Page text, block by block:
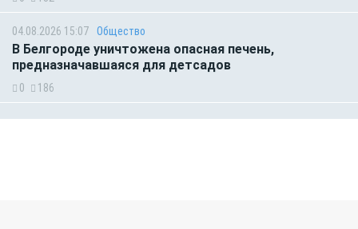
04.08.2026 15:07 Общество
В Белгороде уничтожена опасная печень,
предназначавшаяся для детсадов
0 186